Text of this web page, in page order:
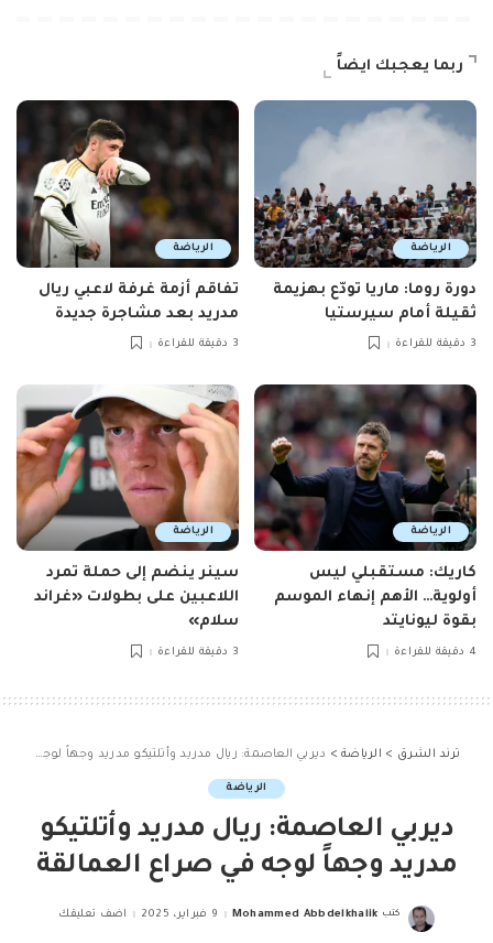
ربما يعجبك ايضاً
الرياضة
دورة روما: ماريا تودّع بهزيمة
ثقيلة أمام سيرستيا
3 دقيقة للقراءة
الرياضة
تفاقم أزمة غرفة لاعبي ريال
مدريد بعد مشاجرة جديدة
3 دقيقة للقراءة
الرياضة
كاريك: مستقبلي ليس
أولوية… الأهم إنهاء الموسم
بقوة ليونايتد
4 دقيقة للقراءة
الرياضة
سينر ينضم إلى حملة تمرد
اللاعبين على بطولات «غراند
سلام»
3 دقيقة للقراءة
ترند الشرق > الرياضة> ديربي العاصمة: ريال مدريد وأتلتيكو مدريد وجهاً لوجه في صراع العمالقة
الرياضة
ديربي العاصمة: ريال مدريد وأتلتيكو
مدريد وجهاً لوجه في صراع العمالقة
Posted
كتب Mohammed Abbdelkhalik 9 فبراير، 2025 اضف تعليقك